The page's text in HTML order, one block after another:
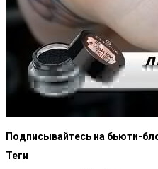
Подписывайтесь на бьюти-
Теги